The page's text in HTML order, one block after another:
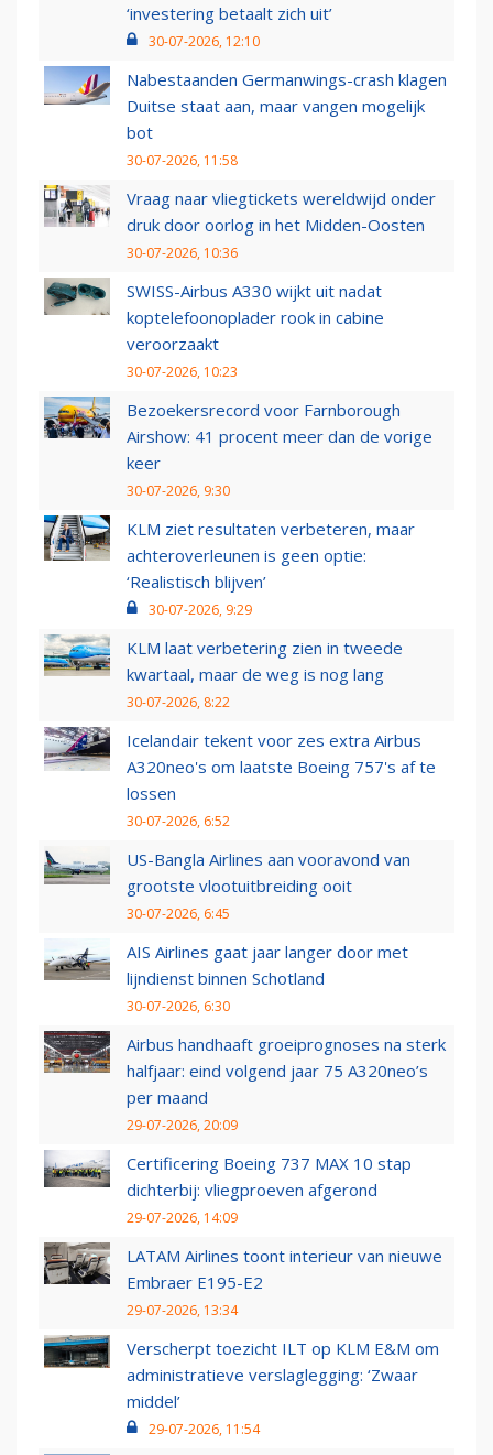
‘investering betaalt zich uit’
30-07-2026, 12:10
Nabestaanden Germanwings-crash klagen
Duitse staat aan, maar vangen mogelijk
bot
30-07-2026, 11:58
Vraag naar vliegtickets wereldwijd onder
druk door oorlog in het Midden-Oosten
30-07-2026, 10:36
SWISS-Airbus A330 wijkt uit nadat
koptelefoonoplader rook in cabine
veroorzaakt
30-07-2026, 10:23
Bezoekersrecord voor Farnborough
Airshow: 41 procent meer dan de vorige
keer
30-07-2026, 9:30
KLM ziet resultaten verbeteren, maar
achteroverleunen is geen optie:
‘Realistisch blijven’
30-07-2026, 9:29
KLM laat verbetering zien in tweede
kwartaal, maar de weg is nog lang
30-07-2026, 8:22
Icelandair tekent voor zes extra Airbus
A320neo's om laatste Boeing 757's af te
lossen
30-07-2026, 6:52
US-Bangla Airlines aan vooravond van
grootste vlootuitbreiding ooit
30-07-2026, 6:45
AIS Airlines gaat jaar langer door met
lijndienst binnen Schotland
30-07-2026, 6:30
Airbus handhaaft groeiprognoses na sterk
halfjaar: eind volgend jaar 75 A320neo’s
per maand
29-07-2026, 20:09
Certificering Boeing 737 MAX 10 stap
dichterbij: vliegproeven afgerond
29-07-2026, 14:09
LATAM Airlines toont interieur van nieuwe
Embraer E195-E2
29-07-2026, 13:34
Verscherpt toezicht ILT op KLM E&M om
administratieve verslaglegging: ‘Zwaar
middel’
29-07-2026, 11:54